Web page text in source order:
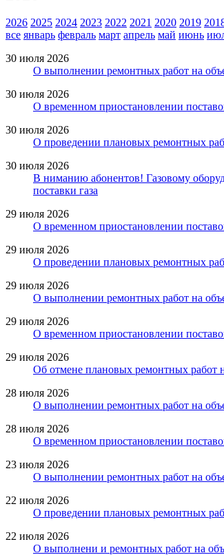
2026 2025 2024 2023 2022 2021 2020 2019
все январь февраль март апрель май июнь
30 июля 2026
О выполнении ремонтных работ на
30 июля 2026
О временном приостановлении
30 июля 2026
О проведении плановых ремонтных
30 июля 2026
В ниманию абонентов! Газовому
поставки газа
29 июля 2026
О временном приостановлении
29 июля 2026
О проведении плановых ремонтных
29 июля 2026
О выполнении ремонтных работ на
29 июля 2026
О временном приостановлении
29 июля 2026
Об отмене плановых ремонтных работ
28 июля 2026
О выполнении ремонтных работ на
28 июля 2026
О временном приостановлении
23 июля 2026
О выполнении ремонтных работ на
22 июля 2026
О проведении плановых ремонтных
22 июля 2026
О выполнени и ремонтных работ на